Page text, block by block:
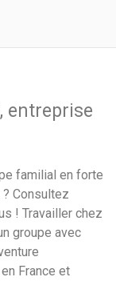
entreprise
familial en forte
Consultez
! Travailler chez
groupe avec
France et